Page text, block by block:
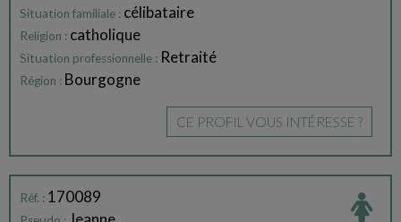
Situation familiale : célibataire
Religion : catholique
Situation professionnelle : Retraité
Région : Bourgogne
CE PROFIL VOUS INTÉRESSE ?
Réf. : 170089